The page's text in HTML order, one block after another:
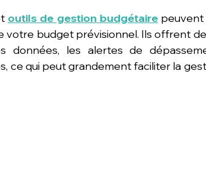
outils de gestion budgétaire peuvent
votre budget prévisionnel. Ils offrent
données, les alertes de
ce qui peut grandement faciliter la